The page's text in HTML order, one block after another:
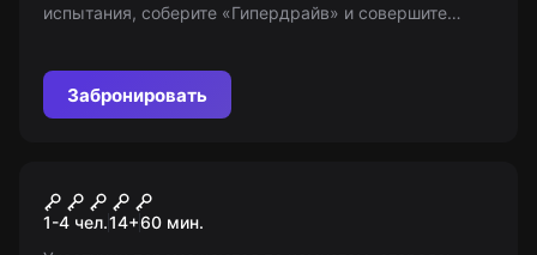
испытания, соберите «Гипердрайв» и совершите
Забронировать
Комната экспериментов
1-4 чел.14+60 мин.